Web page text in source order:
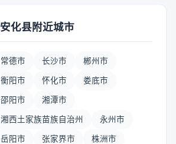
安化县附近城市
常德市 长沙市 郴州市
衡阳市 怀化市 娄底市
邵阳市 湘潭市
湘西土家族苗族自治州 永州市
岳阳市 张家界市 株洲市